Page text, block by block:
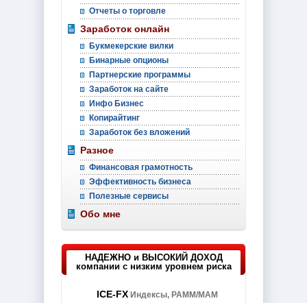
Отчеты о торговле
Заработок онлайн
Букмекерские вилки
Бинарные опционы
Партнерские программы
Заработок на сайте
Инфо Бизнес
Копирайтинг
Заработок без вложений
Разное
Финансовая грамотность
Эффективность бизнеса
Полезные сервисы
Обо мне
НАДЕЖНО и ВЫСОКИЙ ДОХОД
компании с низким уровнем риска
ICE-FX Индексы, PAMM/MAM